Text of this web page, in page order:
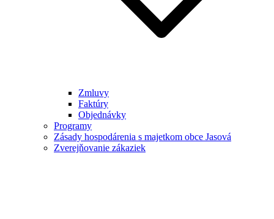
Zmluvy
Faktúry
Objednávky
Programy
Zásady hospodárenia s majetkom obce Jasová
Zverejňovanie zákaziek